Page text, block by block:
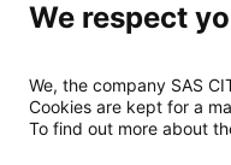
We respect
We, the company SAS
Cookies are kept for a
To find out more about